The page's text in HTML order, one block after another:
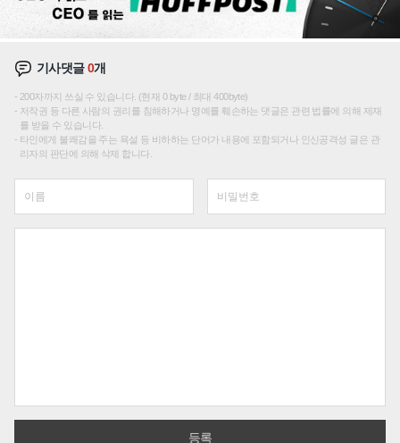
기사댓글0개
200자까지 쓰실 수 있습니다. (현재 0 byte / 최대 400byte)
저작권 등 다른 사람의 권리를 침해하거나 명예를 훼손하는 댓글은 관련 법률에 의해 제재
를 받을 수 있습니다.
타인에게 불쾌감을 주는 욕설 등 비하하는 단어가 내용에 포함되거나 인신공격성 글은 관
리자의 판단에 의해 삭제 합니다.